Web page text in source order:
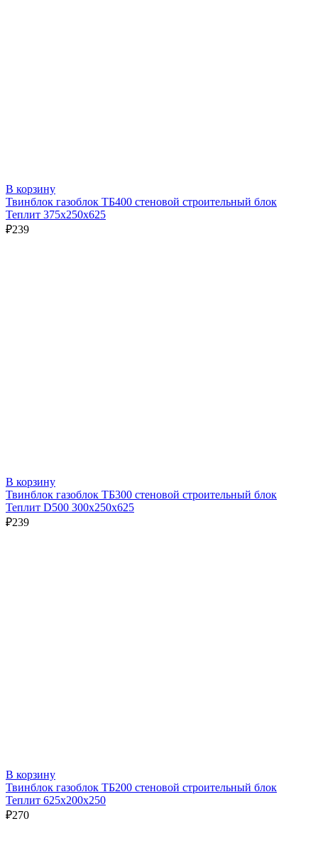
В корзину
Твинблок газоблок ТБ400 стеновой строительный блок
Теплит 375х250х625
₽239
В корзину
Твинблок газоблок ТБ300 стеновой строительный блок
Теплит D500 300х250х625
₽239
В корзину
Твинблок газоблок ТБ200 стеновой строительный блок
Теплит 625х200х250
₽270